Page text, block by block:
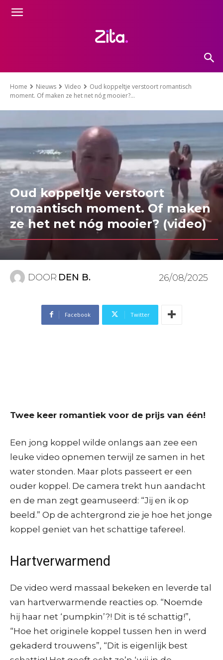
Home Nieuws Video
Oud koppeltje verstoort romantisch
moment. Of maken ze het net nóg mooier?...
Oud koppeltje verstoort
romantisch moment. Of maken
ze het net nóg mooier? (video)
DOOR DEN B. 26/08/2025
Facebook Twitter
Twee keer romantiek voor de prijs van één!
Een jong koppel wilde onlangs aan zee een
leuke video opnemen terwijl ze samen in het
water stonden. Maar plots passeert er een
ouder koppel. De camera trekt hun aandacht
en de man zegt geamuseerd: “Jij en ik op
beeld.” Op de achtergrond zie je hoe het jonge
koppel geniet van het schattige tafereel.
Hartverwarmend
De video werd massaal bekeken en leverde tal
van hartverwarmende reacties op. “Noemde
hij haar net ‘pumpkin’?! Dit is té schattig!”,
“Hoe het originele koppel tussen hen in werd
gekaderd trouwens”, “Dit is eigenlijk best